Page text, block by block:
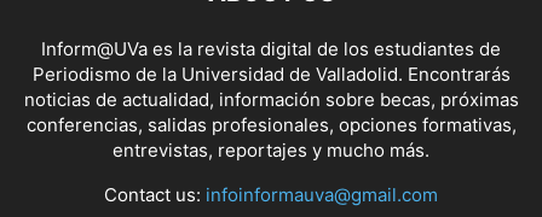
Inform@UVa es la revista digital de los estudiantes de
Periodismo de la Universidad de Valladolid. Encontrarás
noticias de actualidad, información sobre becas, próximas
conferencias, salidas profesionales, opciones formativas,
entrevistas, reportajes y mucho más.
Contact us: infoinformauva@gmail.com